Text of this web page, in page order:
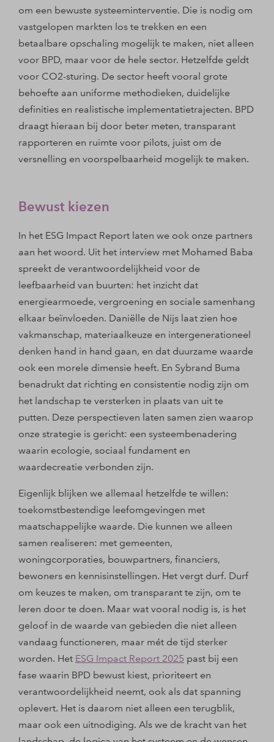
om een bewuste systeeminterventie. Die is nodig om
vastgelopen markten los te trekken en een
betaalbare opschaling mogelijk te maken, niet alleen
voor BPD, maar voor de hele sector. Hetzelfde geldt
voor CO2-­sturing. De sector heeft vooral grote
behoefte aan uniforme methodieken, duidelijke
definities en realistische implementatietrajecten. BPD
draagt hieraan bij door beter meten, transparant
rapporteren en ruimte voor pilots, juist om de
versnelling en voorspelbaarheid mogelijk te maken.
Bewust kiezen
In het ESG Impact Report laten we ook onze partners
aan het woord. Uit het interview met Mohamed Baba
spreekt de verantwoordelijkheid voor de
leefbaarheid van buurten: het inzicht dat
energiearmoede, vergroening en sociale samenhang
elkaar beïnvloeden. Daniëlle de Nijs laat zien hoe
vakmanschap, materiaalkeuze en intergenerationeel
denken hand in hand gaan, en dat duurzame waarde
ook een morele dimensie heeft. En Sybrand Buma
benadrukt dat richting en consistentie nodig zijn om
het landschap te versterken in plaats van uit te
putten. Deze perspectieven laten samen zien waarop
onze strategie is gericht: een systeembenadering
waarin ecologie, sociaal fundament en
waardecreatie verbonden zijn.
Eigenlijk blijken we allemaal hetzelfde te willen:
toekomstbestendige leefomgevingen met
maatschappelijke waarde. Die kunnen we alleen
samen realiseren: met gemeenten,
woningcorporaties, bouwpartners, financiers,
bewoners en kennisinstellingen. Het vergt durf. Durf
om keuzes te maken, om transparant te zijn, om te
leren door te doen. Maar wat vooral nodig is, is het
geloof in de waarde van gebieden die niet alleen
vandaag functioneren, maar mét de tijd sterker
worden. Het ESG Impact Report 2025 past bij een
fase waarin BPD bewust kiest, prioriteert en
verantwoordelijkheid neemt, ook als dat spanning
oplevert. Het is daarom niet alleen een terugblik,
maar ook een uitnodiging. Als we de kracht van het